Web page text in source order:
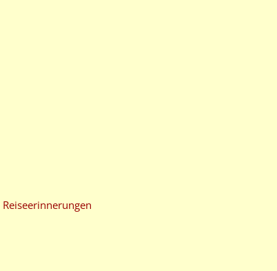
Reiseerinnerungen